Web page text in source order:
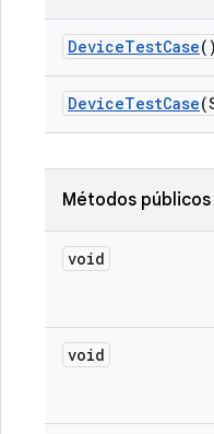
DeviceTestCase()
DeviceTestCase
Métodos públicos
void
void